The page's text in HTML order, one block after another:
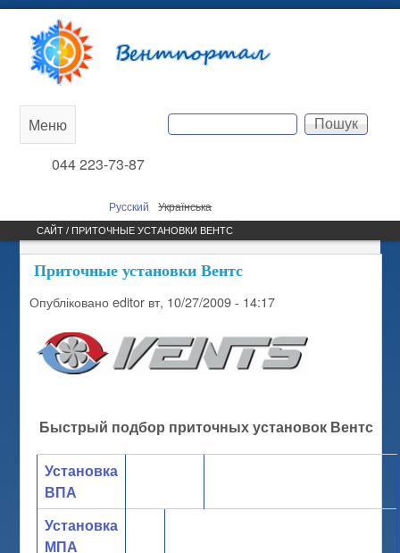
вмісту
Вентпортал
Пошукова форма
Пошук
044 223-73-87
Русский Українська
Main
menu
Меню
САЙТ / ПРИТОЧНЫЕ УСТАНОВКИ ВЕНТС
Приточные установки Вентс
Опублікованоeditor вт, 10/27/2009 - 14:17
Быстрый подбор приточных установок Вентс
Установка
ВПА
Установка
МПА